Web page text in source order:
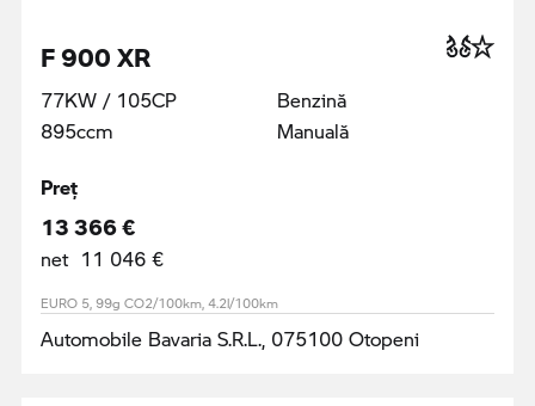
F 900 XR
77KW / 105CP
895ccm
Benzină
Manuală
Preţ
13 366 €
net 11 046 €
EURO 5, 99g CO2/100km, 4.2l/100km
Automobile Bavaria S.R.L., 075100 Otopeni